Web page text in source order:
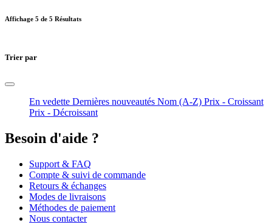
Affichage 5 de 5 Résultats
Trier par
En vedette Dernières nouveautés Nom (A-Z) Prix - Croissant
Prix - Décroissant
Besoin d'aide ?
Support & FAQ
Compte & suivi de commande
Retours & échanges
Modes de livraisons
Méthodes de paiement
Nous contacter